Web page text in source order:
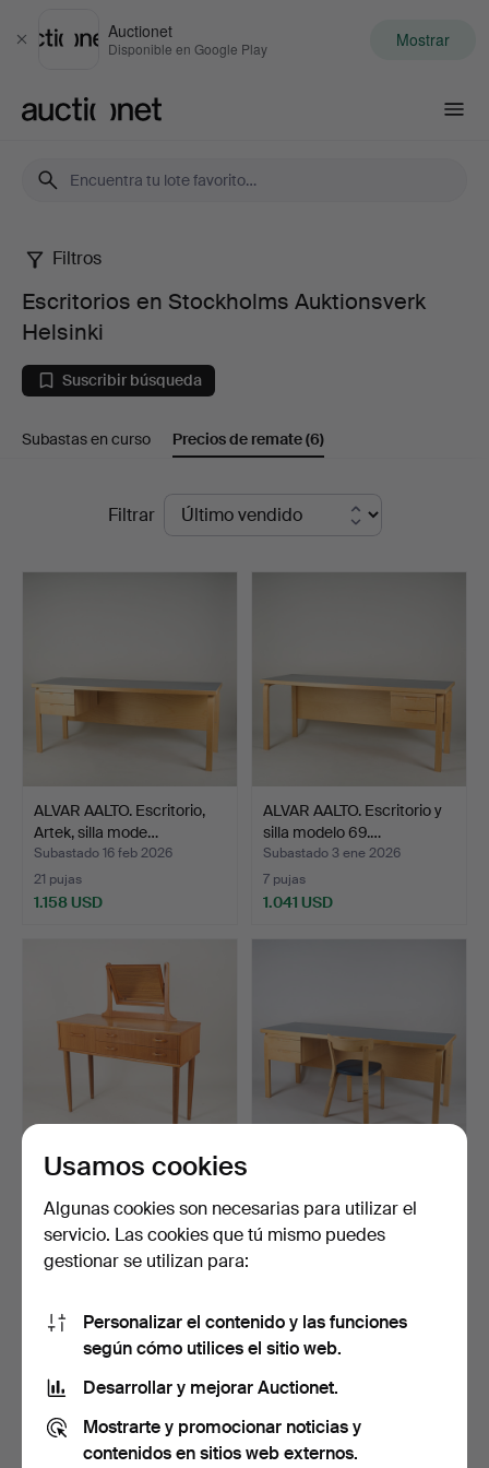
Cerrar
Auctionet
Disponible en Google Play Mostrar
Escritorios
en
Stockholms
Auktionsverk
Filtros
Escritorios en Stockholms Auktionsverk
Helsinki
Suscribir búsqueda
Subastas en curso Precios de remate(6)
Filtrar
ALVAR AALTO. Escritorio,
Artek, silla mode…
Subastado 16 feb 2026
21 pujas
1.158 USD
ALVAR AALTO. Escritorio y
silla modelo 69.…
Subastado 3 ene 2026
7 pujas
1.041 USD
TOCADOR. Suecia, años
50/60.
Subastado 26 sep 2025
1 puja
35 USD
1960/70, silla modelo…
Subastado 28 ago 2025
3 pujas
Usamos cookies
Algunas cookies son necesarias para utilizar el
servicio. Las cookies que tú mismo puedes
gestionar se utilizan para:
Personalizar el contenido y las funciones
según cómo utilices el sitio web.
Desarrollar y mejorar Auctionet.
Mostrarte y promocionar noticias y
contenidos en sitios web externos.